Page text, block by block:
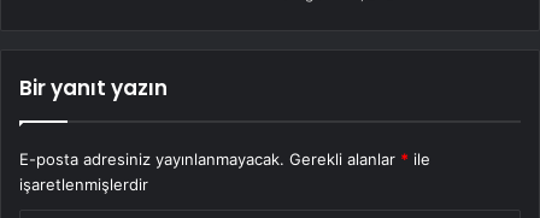
Bir yanıt yazın
E-posta adresiniz yayınlanmayacak. Gerekli alanlar * ile
işaretlenmişlerdir